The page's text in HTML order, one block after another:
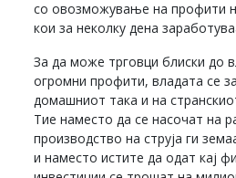
со овозможување на профити
кои за неколку дена
За да може трговци блиски до
огромни профити, владата се
домашниот така и на
Тие наместо да се насочат на
производство на струја ги
и наместо истите да одат кај